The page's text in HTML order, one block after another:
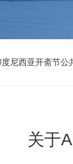
尼西亚开斋节公
关于